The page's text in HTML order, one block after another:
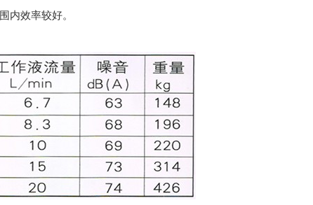
内效率较好。